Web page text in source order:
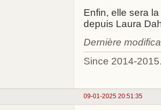
Enfin, elle sera
depuis Laura
Dernière
Since 2014-
09-01-2025 20:51:35